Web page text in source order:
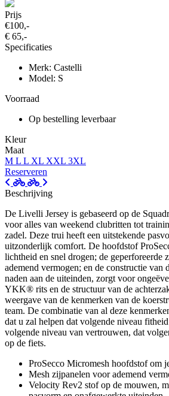
Prijs
€100,-
€ 65,-
Specificaties
Merk: Castelli
Model: S
Voorraad
Op bestelling leverbaar
Kleur
Maat
M L L XL XXL 3XL
Reserveren
Beschrijving
De Livelli Jersey is gebaseerd op de
voor alles van weekend clubritten tot
zadel. Deze trui heeft een uitstekende
uitzonderlijk comfort. De hoofdstof
lichtheid en snel drogen; de geperforeerde
ademend vermogen; en de constructie van
naden aan de uiteinden, zorgt voor
YKK® rits en de structuur van de
weergave van de kenmerken van de
team. De combinatie van al deze
dat u zal helpen dat volgende niveau
volgende niveau van vertrouwen, dat
op de fiets.
ProSecco Micromesh hoofdstof om
Mesh zijpanelen voor ademend
Velocity Rev2 stof op de mouwen,